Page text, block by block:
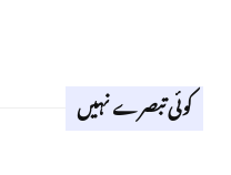
کوئی تبصرے نہیں